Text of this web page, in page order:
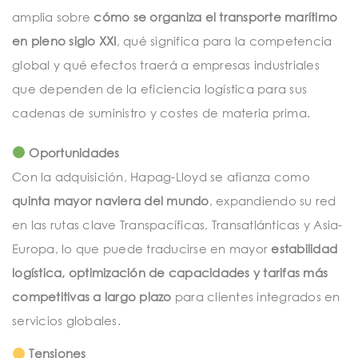
amplia sobrecómo se organiza el transporte marítimo
en pleno siglo XXI, qué significa para la competencia
global y qué efectos traerá a empresas industriales
que dependen de la eficiencia logística para sus
cadenas de suministro y costes de materia prima.
Oportunidades
Con la adquisición, Hapag-Lloyd se afianza como
quinta mayor naviera del mundo, expandiendo su red
en las rutas clave Transpacíficas, Transatlánticas y Asia-
Europa, lo que puede traducirse en mayorestabilidad
logística, optimización de capacidades y tarifas más
competitivas a largo plazo para clientes integrados en
servicios globales.
Tensiones